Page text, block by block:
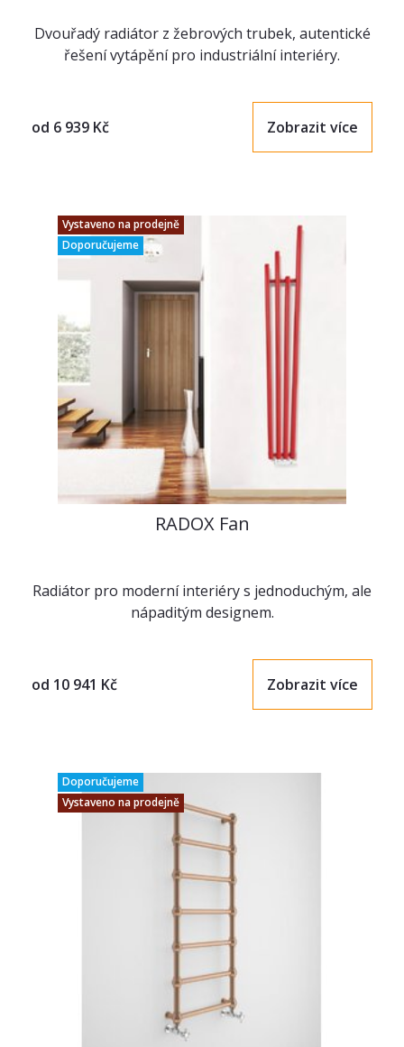
Dvouřadý radiátor z žebrových trubek, autentické
řešení vytápění pro industriální interiéry.
od 6 939 Kč Zobrazit více
Vystaveno na prodejně
Doporučujeme
RADOX Fan
Radiátor pro moderní interiéry s jednoduchým, ale
nápaditým designem.
od 10 941 Kč Zobrazit více
Doporučujeme
Vystaveno na prodejně